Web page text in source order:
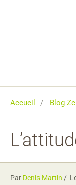
Accueil Blog
Par Denis Martin